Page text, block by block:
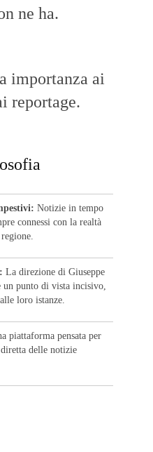
ne ha.
importanza ai
reportage.
Notizie in tempo
connessi con la realtà
La direzione di Giuseppe
un punto di vista incisivo,
loro istanze.
piattaforma pensata per
delle notizie